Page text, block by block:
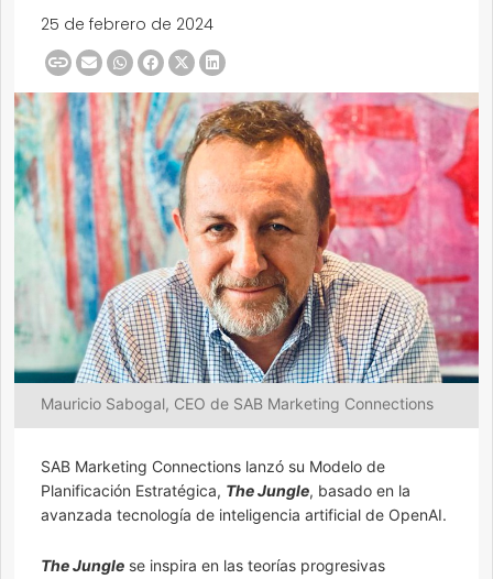
25 de febrero de 2024
Mauricio Sabogal, CEO de SAB Marketing Connections
SAB Marketing Connections lanzó su Modelo de
Planificación Estratégica, The Jungle, basado en la
avanzada tecnología de inteligencia artificial de OpenAI.
The Jungle se inspira en las teorías progresivas